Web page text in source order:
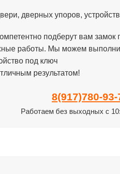
дверных упоров,
подберут вам
работы. Мы можем
под ключ
результатом!
8(917)780-93-
Работаем без выходных с